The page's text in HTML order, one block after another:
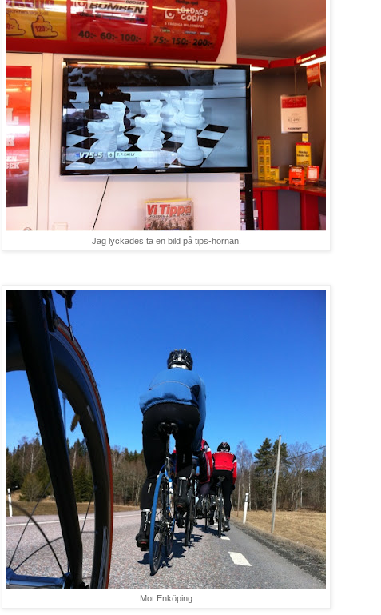
Jag lyckades ta en bild på tips-hörnan.
Mot Enköping